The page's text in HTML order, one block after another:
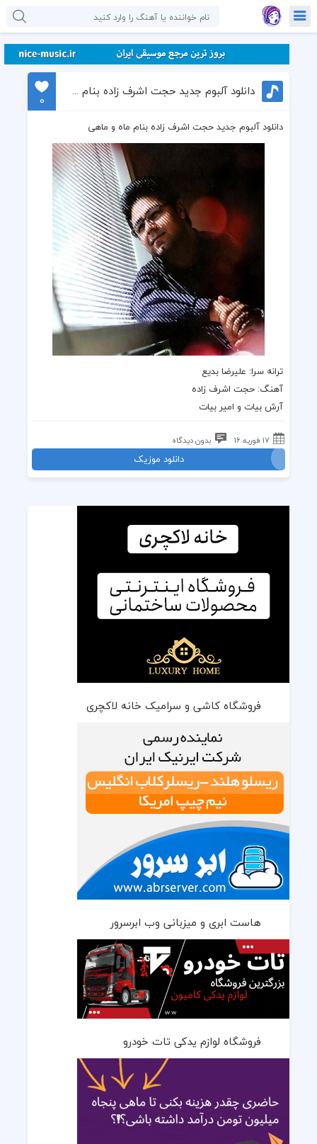
دانلود آلبوم جدید حجت اشرف زاده بنام ماه و ماهی
0
دانلود آلبوم جدید حجت اشرف زاده بنام ماه و ماهی
ترانه سرا: علیرضا بدیع
آهنگ:حجت اشرف زاده
آرش بیات و امیر بیات
17 فوریه 16 بدون دیدگاه
دانلود موزیک
فروشگاه کاشی و سرامیک خانه لاکچری
هاست ابری و میزبانی وب ابرسرور
فروشگاه لوازم یدکی تات خودرو